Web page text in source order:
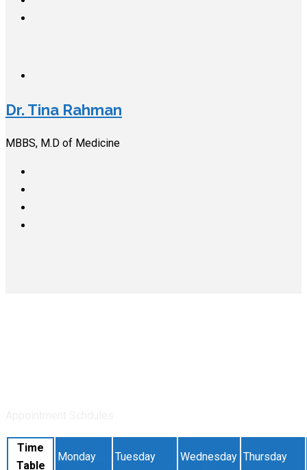
Dr. Tina Rahman
MBBS, M.D of Medicine
Time
Table
Monday Tuesday Wednesday Thursday